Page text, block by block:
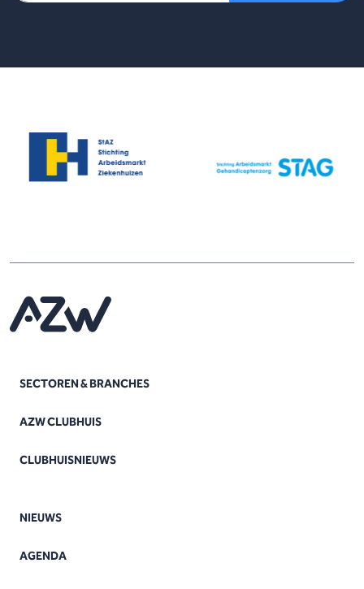
SECTOREN & BRANCHES
AZW CLUBHUIS
CLUBHUISNIEUWS
NIEUWS
AGENDA